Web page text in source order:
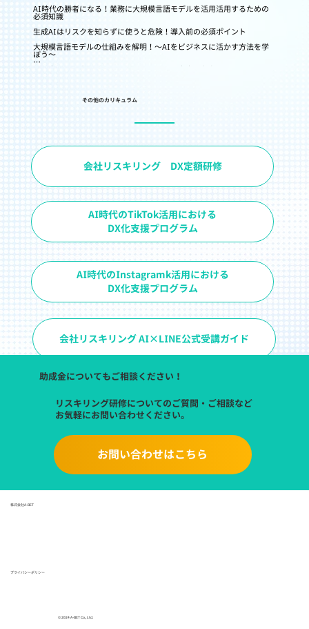
AI時代の勝者になる！業務に大規模言語モデルを活用活用するための
必須知識
生成AIはリスクを知らずに使うと危険！導入前の必須ポイント
大規模言語モデルの仕組みを解明！〜AIをビジネスに活かす方法を学
ぼう〜
なぜ今、AIを学ばなければならないのか？未来を左右するAIスキルの
ChatGPTで劇的にメール作成が速くなる！正しい日本語で簡単・丁寧
なビジネスメール術
Webライティングのプロンプト設計：記事作成から広告コピーまで実
践解説
競争に勝つ！ChatGPTで差別化されたビジネスアイデアを生み出す方
法
効率アップ！ChatGPTを使ったデータ収集の新常識
最速で戦略を決める！ビジネスフレームワーク徹底解説
初心者から上級者まで！ChatGPTで劇的に加速するプログラミング
最先端AIでさをつける！ChatGPTでマーケティングの効率化を実現す
る方法
ChatGPTで人事部門の働き方を変える！採用から人材評価まで網羅
チームマネジメントの革命！ChatGPTが組織を変える
Difyとは？初心者でもできるAiアプリ制作の第一歩
Difyを導入するために必要な土台・環境づくり〜git〜
Difyを導入するために必要な土台・環境づくり〜docker〜
Difyアプリの違いを徹底解説！用途に応じた使い分けガイド
生成AIの使い方を案内！Difyで作るガイドチャットボット構築法
【エージェント】Difyで作るQRコード生成BOT！URLを簡単変換でき
るアプリ開発ガイド
【エージェント】Difyで企業財務分析を効率化！API不要のエージェン
トアプリ作成法
​その他のカリキュラム
会社リスキリング DX定額研修
会社リスキリング AI×LINE公式受講ガイド
AI時代のTikTok活用における
DX化支援プログラム
AI時代のInstagramk活用における
DX化支援プログラム
助成金についてもご相談ください！
リスキリング研修についてのご質問・ご相談など
お気軽にお問い合わせください。
お問い合わせはこちら
株式会社A-BET
プライバシーポリシー
© 2024 A-BET Co., Ltd.